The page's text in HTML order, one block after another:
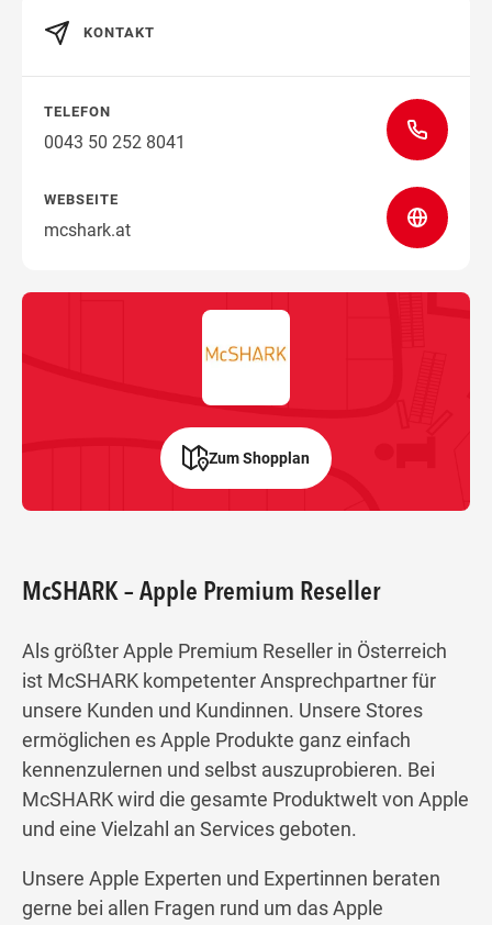
McSHARK – Apple Premium Reseller
Als größter Apple Premium Reseller in Österreich
ist McSHARK kompetenter Ansprechpartner für
unsere Kunden und Kundinnen. Unsere Stores
ermöglichen es Apple Produkte ganz einfach
kennenzulernen und selbst auszuprobieren. Bei
McSHARK wird die gesamte Produktwelt von Apple
und eine Vielzahl an Services geboten.
Unsere Apple Experten und Expertinnen beraten
gerne bei allen Fragen rund um das Apple
KONTAKT
TELEFON
0043 50 252 8041
WEBSEITE
mcshark.at
Zum Shopplan